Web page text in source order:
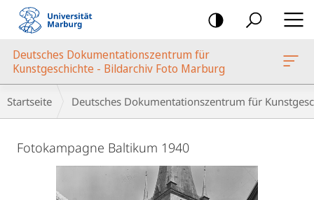
Mobile-
Navigation
Marburg
Deutsches Dokumentationszentrum für
Kunstgeschichte - Bildarchiv Foto Marburg
Breadcrumb-
Navigation
Startseite Deutsches Dokumentationszentrum für
Fotokampagne Baltikum 1940